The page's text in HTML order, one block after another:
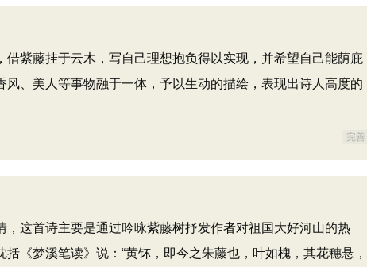
紫藤挂于云木，写自己理想抱负得以实现，并希望自己能荫庇
、美人等事物融于一体，予以生动的描绘，表现出诗人高度的
完善
这首诗主要是通过吟咏紫藤树抒发作者对祖国大好河山的热
《梦溪笔读》说：“黄钚，即今之朱藤也，叶如槐，其花穗悬，